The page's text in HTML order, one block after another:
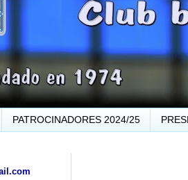
PATROCINADORES 2024/25